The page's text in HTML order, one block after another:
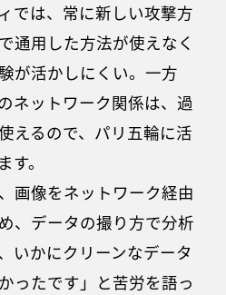
では、常に新しい攻撃方
通用した方法が使えなく
が活かしにくい。一方
ネットワーク関係は、過
えるので、パリ五輪に活
。
画像をネットワーク経由
、データの撮り方で分析
いかにクリーンなデータ
ったです」と苦労を語っ